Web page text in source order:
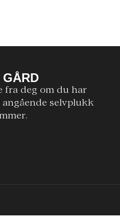
fra deg om du har
angående selvplukk